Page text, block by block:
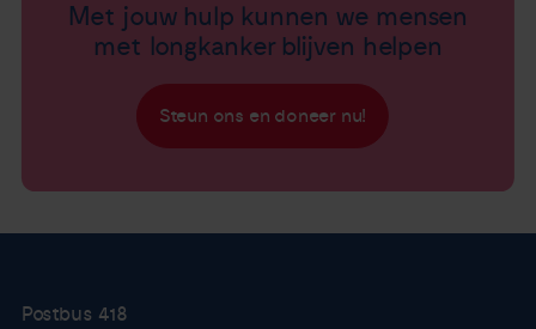
Met jouw hulp kunnen we mensen
met longkanker blijven helpen
Steun ons en doneer nu!
Postbus 418